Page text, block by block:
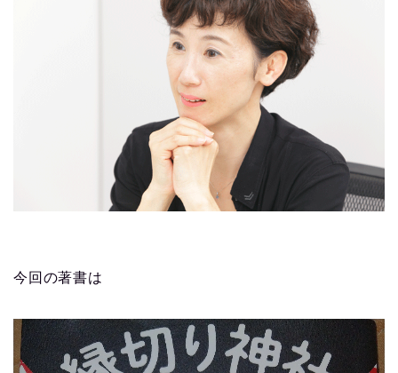
今回の著書は